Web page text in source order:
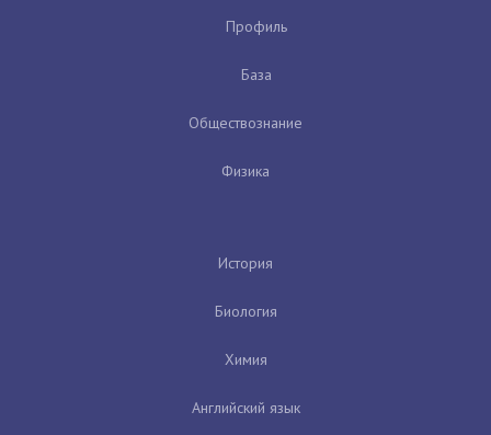
Профиль
База
Обществознание
Физика
История
Биология
Химия
Английский язык